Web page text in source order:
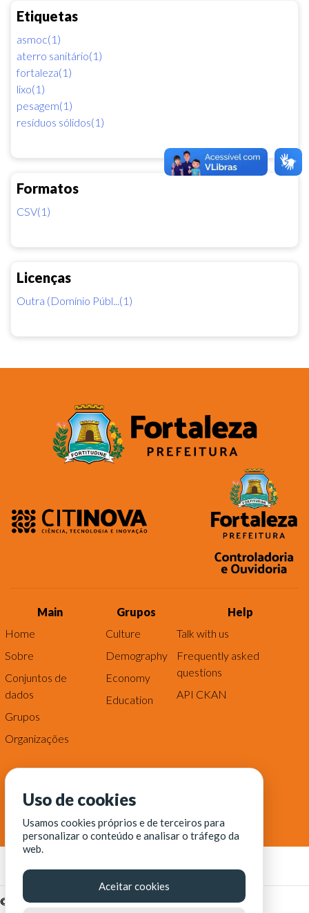
Etiquetas
asmoc(1)
aterro sanitário(1)
fortaleza(1)
lixo(1)
pesagem(1)
resíduos sólidos(1)
Formatos
CSV(1)
Licenças
Outra (Domínio Públ...(1)
Main
Home
Sobre
Conjuntos de
dados
Grupos
Organizações
Grupos
Culture
Demography
Economy
Education
Help
Talk with us
Frequently asked
questions
API CKAN
© Fortaleza Digital || CITINOVA - Fundação de Ciência,
Uso de cookies
Usamos cookies próprios e de terceiros para
personalizar o conteúdo e analisar o tráfego da
web.
Aceitar cookies